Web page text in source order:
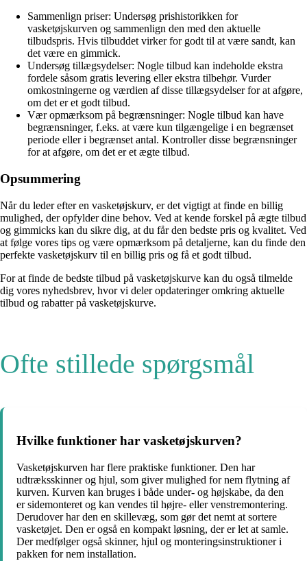
Sammenlign priser: Undersøg prishistorikken for
vasketøjskurven og sammenlign den med den aktuelle
tilbudspris. Hvis tilbuddet virker for godt til at være sandt, kan
det være en gimmick.
Undersøg tillægsydelser: Nogle tilbud kan indeholde ekstra
fordele såsom gratis levering eller ekstra tilbehør. Vurder
omkostningerne og værdien af disse tillægsydelser for at afgøre,
om det er et godt tilbud.
Vær opmærksom på begrænsninger: Nogle tilbud kan have
begrænsninger, f.eks. at være kun tilgængelige i en begrænset
periode eller i begrænset antal. Kontroller disse begrænsninger
for at afgøre, om det er et ægte tilbud.
Opsummering
Når du leder efter en vasketøjskurv, er det vigtigt at finde en billig
mulighed, der opfylder dine behov. Ved at kende forskel på ægte tilbud
og gimmicks kan du sikre dig, at du får den bedste pris og kvalitet. Ved
at følge vores tips og være opmærksom på detaljerne, kan du finde den
perfekte vasketøjskurv til en billig pris og få et godt tilbud.
For at finde de bedste tilbud på vasketøjskurve kan du også tilmelde
dig vores nyhedsbrev, hvor vi deler opdateringer omkring aktuelle
tilbud og rabatter på vasketøjskurve.
Ofte stillede spørgsmål
Hvilke funktioner har vasketøjskurven?
Vasketøjskurven har flere praktiske funktioner. Den har
udtræksskinner og hjul, som giver mulighed for nem flytning af
kurven. Kurven kan bruges i både under- og højskabe, da den
er sidemonteret og kan vendes til højre- eller venstremontering.
Derudover har den en skillevæg, som gør det nemt at sortere
vasketøjet. Den er også en kompakt løsning, der er let at samle.
Der medfølger også skinner, hjul og monteringsinstruktioner i
pakken for nem installation.